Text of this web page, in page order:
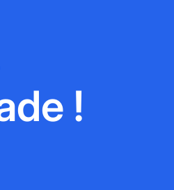
!